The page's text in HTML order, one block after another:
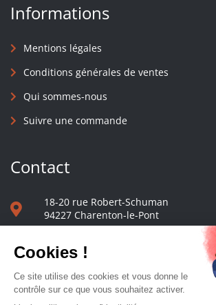
Informations
Mentions légales
Conditions générales de ventes
Qui sommes-nous
Suivre une commande
Contact
18-20 rue Robert-Schuman
94227 Charenton-le-Pont